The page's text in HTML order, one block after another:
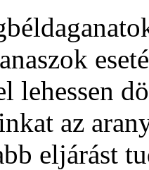
lehessen
az
eljárást